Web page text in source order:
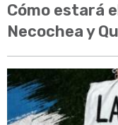
Cómo estará
Necochea y